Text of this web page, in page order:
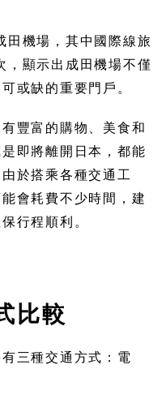
機場，其中國際線旅
顯示出成田機場不僅
或缺的重要門戶。
豐富的購物、美食和
即將離開日本，都能
於搭乘各種交通工
會耗費不少時間，建
行程順利。
比較
三種交通方式：電